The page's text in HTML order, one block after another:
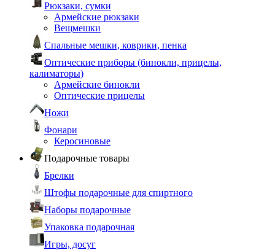
Рюкзаки, сумки
Армейские рюкзаки
Вещмешки
Спальные мешки, коврики, пенка
Оптические приборы (бинокли, прицелы,
калиматоры)
Армейские бинокли
Оптические прицелы
Ножи
Фонари
Керосиновые
Подарочные товары
Брелки
Штофы подарочные для спиртного
Наборы подарочные
Упаковка подарочная
Игры, досуг